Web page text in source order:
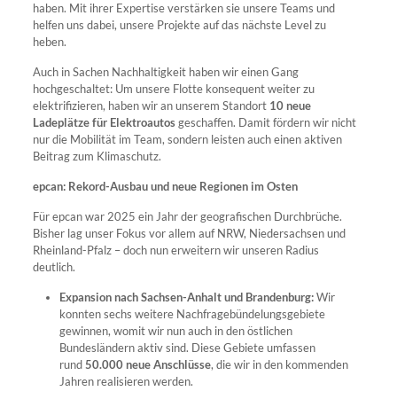
haben. Mit ihrer Expertise verstärken sie unsere Teams und
helfen uns dabei, unsere Projekte auf das nächste Level zu
heben.
Auch in Sachen Nachhaltigkeit haben wir einen Gang
hochgeschaltet: Um unsere Flotte konsequent weiter zu
elektrifizieren, haben wir an unserem Standort 10 neue
Ladeplätze für Elektroautosgeschaffen. Damit fördern wir nicht
nur die Mobilität im Team, sondern leisten auch einen aktiven
Beitrag zum Klimaschutz.
epcan: Rekord-Ausbau und neue Regionen im Osten
Für epcan war 2025 ein Jahr der geografischen Durchbrüche.
Bisher lag unser Fokus vor allem auf NRW, Niedersachsen und
Rheinland-Pfalz – doch nun erweitern wir unseren Radius
deutlich.
Expansion nach Sachsen-Anhalt und Brandenburg:Wir
konnten sechs weitere Nachfragebündelungsgebiete
gewinnen, womit wir nun auch in den östlichen
Bundesländern aktiv sind. Diese Gebiete umfassen
rund50.000 neue Anschlüsse, die wir in den kommenden
Jahren realisieren werden.